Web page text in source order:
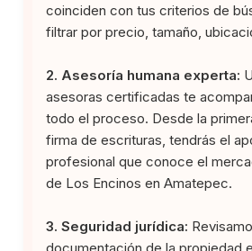
coinciden con tus criterios de
filtrar por precio, tamaño,
2. Asesoría humana experta:
asesoras certificadas te
todo el proceso. Desde la
firma de escrituras, tendrás el
profesional que conoce el
de Los Encinos en Amatepec.
3. Seguridad jurídica:
documentación de la propiedad